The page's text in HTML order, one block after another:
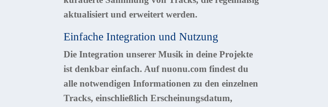
aktualisiert und erweitert werden.
Einfache Integration und Nutzung
Die Integration unserer Musik in deine Projekte
ist denkbar einfach. Auf nuonu.com findest du
alle notwendigen Informationen zu den einzelnen
Tracks, einschließlich Erscheinungsdatum,